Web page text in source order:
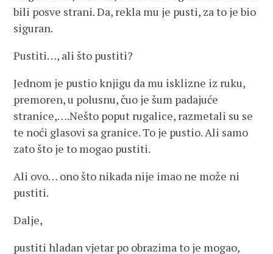
bili posve strani. Da, rekla mu je pusti, za to je bio
siguran.
Pustiti…, ali što pustiti?
Jednom je pustio knjigu da mu isklizne iz ruku,
premoren, u polusnu, čuo je šum padajuće
stranice,….Nešto poput rugalice, razmetali su se
te noći glasovi sa granice. To je pustio. Ali samo
zato što je to mogao pustiti.
Ali ovo… ono što nikada nije imao ne može ni
pustiti.
Dalje,
pustiti hladan vjetar po obrazima to je mogao,